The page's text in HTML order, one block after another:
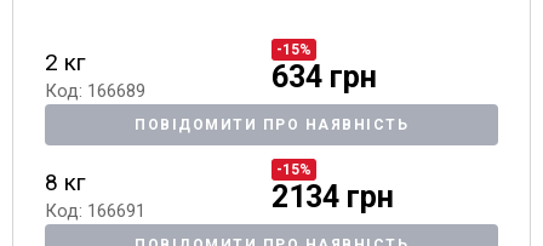
2 кг
Код: 166689
-15%
634 грн
ПОВІДОМИТИ ПРО НАЯВНІСТЬ
8 кг
Код: 166691
-15%
2134 грн